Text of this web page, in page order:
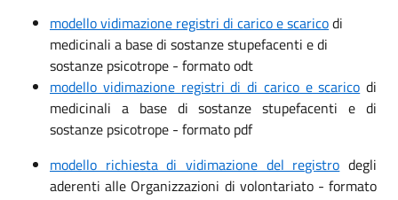
modello vidimazione registri di carico e scaricodi
medicinali a base di sostanze stupefacenti e di
sostanze psicotrope - formato odt
modello vidimazione registri di di carico e scarico di
medicinali a base di sostanze stupefacenti e di
sostanze psicotrope - formato pdf
modello richiesta di vidimazione del registro degli
aderenti alle Organizzazioni di volontariato - formato